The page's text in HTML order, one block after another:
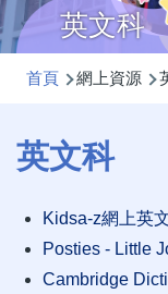
英文科
導
連
結
首頁 網上資源
英文科
Kidsa-z網上英
Posties - Little
Cambridge